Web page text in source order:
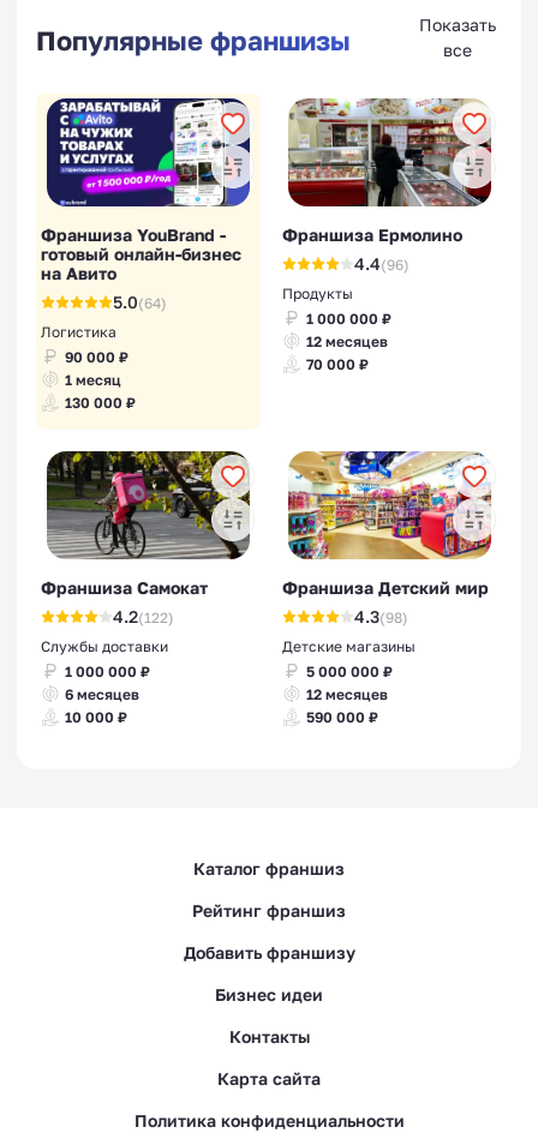
Популярные франшизы
Показать
все
Франшиза YouBrand -
готовый онлайн-бизнес
на Авито
5.0(64)
Логистика
90 000 ₽
1 месяц
130 000 ₽
Франшиза Ермолино
4.4(96)
Продукты
1 000 000 ₽
12 месяцев
70 000 ₽
Франшиза Самокат
4.2(122)
Службы доставки
1 000 000 ₽
6 месяцев
10 000 ₽
Франшиза Детский мир
4.3(98)
Детские магазины
5 000 000 ₽
12 месяцев
590 000 ₽
Каталог франшиз
Рейтинг франшиз
Добавить франшизу
Бизнес идеи
Контакты
Карта сайта
Политика конфиденциальности